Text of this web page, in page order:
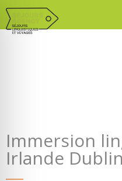
Immersion
Irlande